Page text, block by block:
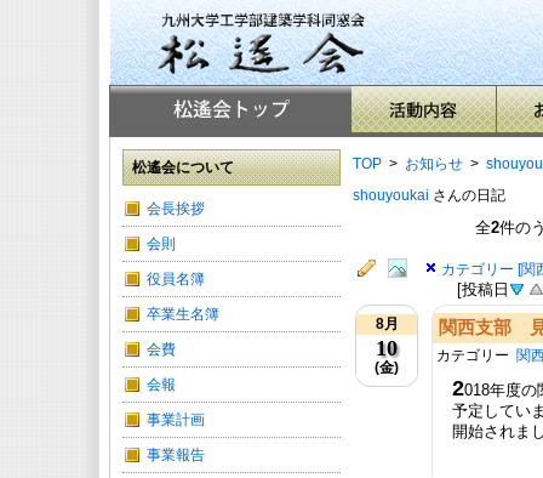
松遙会について
会長挨拶
会則
役員名簿
卒業生名簿
会費
会報
事業計画
事業報告
TOP > お知らせ >
shouyoukai さんの日記
全2件の
カテゴリー [関
[投稿日
8月
10
(金)
関西支部
カテゴリー 関
2018年度の
予定してい
開始されま